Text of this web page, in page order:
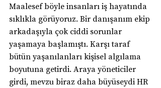
Maalesef böyle insanları iş hayatında
sıklıkla görüyoruz. Bir danışanım ekip
arkadaşıyla çok ciddi sorunlar
yaşamaya başlamıştı. Karşı taraf
bütün yaşanılanları kişisel algılama
boyutuna getirdi. Araya yöneticiler
girdi, mevzu biraz daha büyüseydi HR